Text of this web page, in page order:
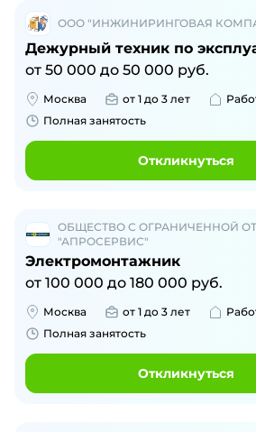
ООО "ИНЖИНИРИНГОВАЯ
Дежурный техник по
от 50 000 до 50 000 руб.
Москва от 1 до 3 лет
Полная занятость
Откликнуться
ОБЩЕСТВО С ОГРАНИЧЕННОЙ
"АПРОСЕРВИС"
Электромонтажник
от 100 000 до 180 000 руб.
Москва от 1 до 3 лет
Полная занятость
Откликнуться